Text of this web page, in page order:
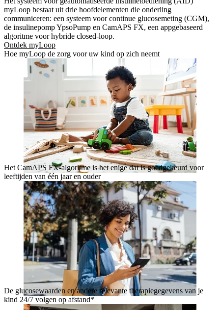
myLoop bestaat uit drie hoofdelementen die onderling
communiceren: een systeem voor continue glucosemeting (CGM),
de insulinepomp YpsoPump en CamAPS FX, een appgebaseerd
algoritme voor hybride closed-loop.
Ontdek myLoop
Hoe myLoop de zorg voor uw kind op zich neemt
Het CamAPS FX-algoritme is het enige dat is goedgekeurd voor
leeftijden van één jaar en ouder
De glucosewaarden en andere relevante therapiegegevens van je
kind 24/7 volgen op afstand*